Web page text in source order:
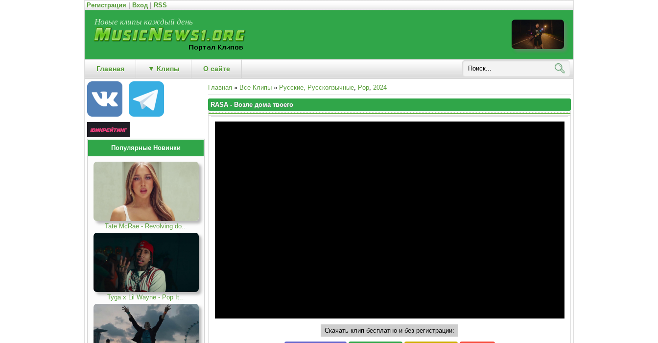
Регистрация Вход RSS
Новые клипы каждый день
Главная ▼ Клипы О сайте
Популярные Новинки
Tate McRae - Revolving do...
Tyga x Lil Wayne - Pop It...
Главная » Все Клипы » Русские, Русскоязычные, Pop, 2024
RASA - Возле дома твоего
Скачать клип бесплатно и без регистрации: